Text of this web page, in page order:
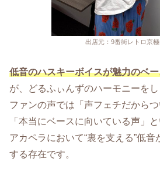
出店元：9番街レトロ京
低音のハスキーボイスが魅力のベ
が、どるふぃんずのハーモニーをし
ファンの声では「声フェチだからつ
「本当にベースに向いている声」
アカペラにおいて“裏を支える”低
する存在です。